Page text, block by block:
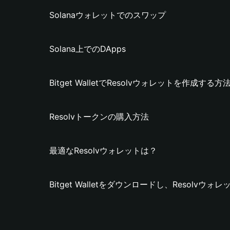
Solanaウォレットでのスワップ
Solana上でのDApps
Bitget WalletでResolvウォレットを作成する方
Resolvトークンの購入方法
最適なResolvウォレットは？
Bitget Walletをダウンロードし、Resolvウォレ